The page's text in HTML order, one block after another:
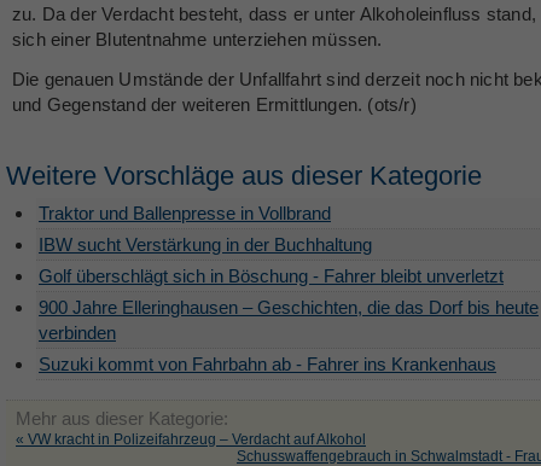
zu. Da der Verdacht besteht, dass er unter Alkoholeinfluss stand,
sich einer Blutentnahme unterziehen müssen.
Die genauen Umstände der Unfallfahrt sind derzeit noch nicht
und Gegenstand der weiteren Ermittlungen. (ots/r)
Weitere Vorschläge aus dieser Kategorie
Traktor und Ballenpresse in Vollbrand
IBW sucht Verstärkung in der Buchhaltung
Golf überschlägt sich in Böschung - Fahrer bleibt unverletzt
900 Jahre Elleringhausen – Geschichten, die das Dorf bis heute
verbinden
Suzuki kommt von Fahrbahn ab - Fahrer ins Krankenhaus
Mehr aus dieser Kategorie:
« VW kracht in Polizeifahrzeug – Verdacht auf Alkohol
Schusswaffengebrauch in Schwalmstadt -